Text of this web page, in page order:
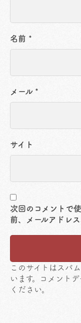
名前 *
メール *
サイト
次回のコメントで
前、メールアドレ
このサイトはスパ
います。
コメント
ください。